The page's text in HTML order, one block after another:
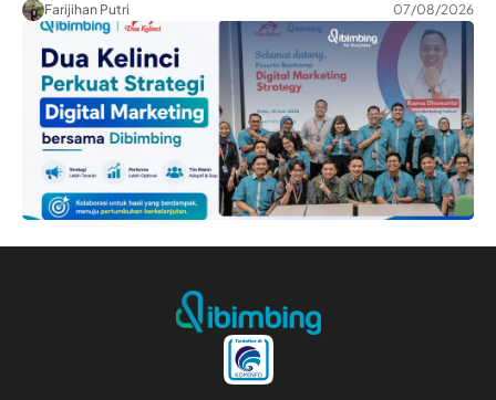
Farijihan Putri
07/08/2026